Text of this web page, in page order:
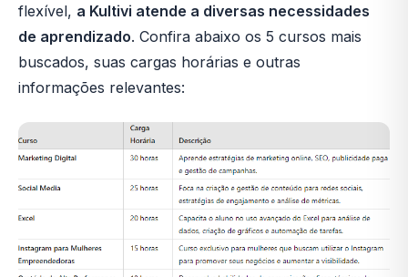
flexível, a Kultivi atende a diversas necessidades
de aprendizado. Confira abaixo os 5 cursos mais
buscados, suas cargas horárias e outras
informações relevantes: